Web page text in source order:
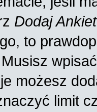
Dodaj
to
możesz
limit